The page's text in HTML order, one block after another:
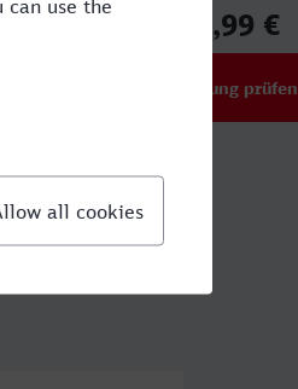
45,99 €
Verbindung prüfen